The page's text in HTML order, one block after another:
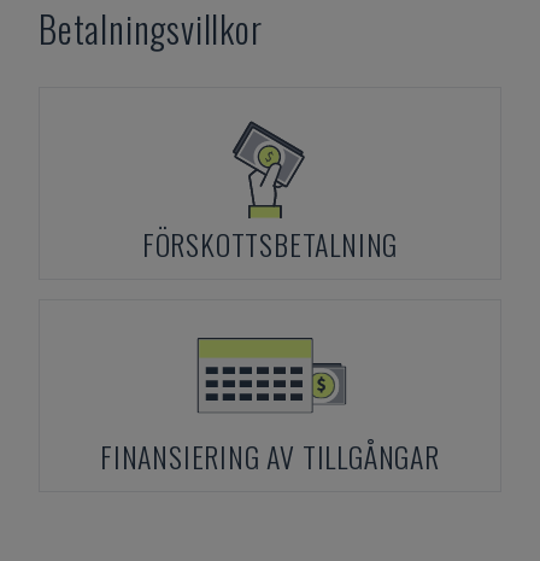
Betalningsvillkor
FÖRSKOTTSBETALNING
FINANSIERING AV TILLGÅNGAR